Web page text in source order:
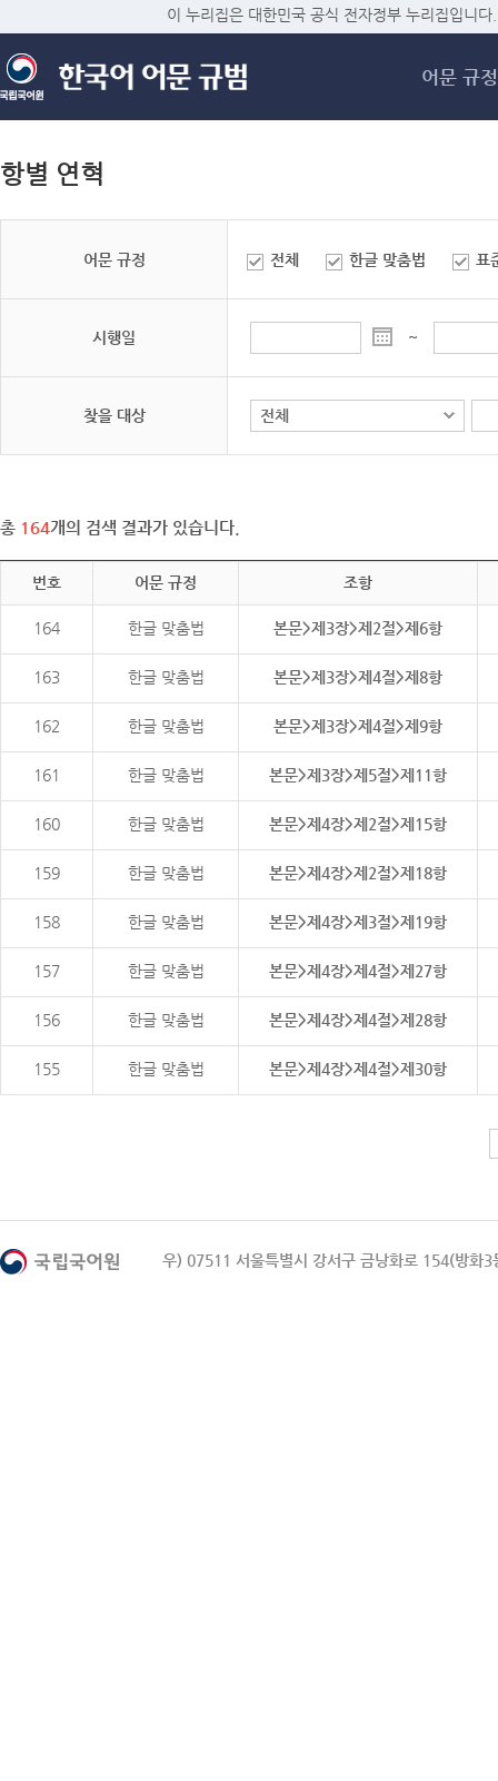
메
이 누리집은 대한민국 공식 전자정부 누리집입니다.
어문 규정
항별 연혁
어문 규정 전체 한글 맞춤법 표
시행일 ~
찾을 대상
총 164개의 검색 결과가 있습니다.
번호 어문 규정 조항
164 한글 맞춤법 본문>제3장>제2절>제6항
163 한글 맞춤법 본문>제3장>제4절>제8항
162 한글 맞춤법 본문>제3장>제4절>제9항
161 한글 맞춤법 본문>제3장>제5절>제11항
160 한글 맞춤법 본문>제4장>제2절>제15항
159 한글 맞춤법 본문>제4장>제2절>제18항
158 한글 맞춤법 본문>제4장>제3절>제19항
157 한글 맞춤법 본문>제4장>제4절>제27항
156 한글 맞춤법 본문>제4장>제4절>제28항
155 한글 맞춤법 본문>제4장>제4절>제30항
우) 07511 서울특별시 강서구 금낭화로 154(방화3